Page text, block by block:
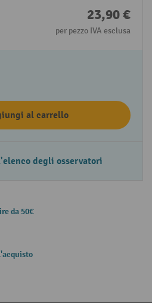
23,90 €
per pezzo IVA esclusa
al carrello
degli osservatori
da 50€